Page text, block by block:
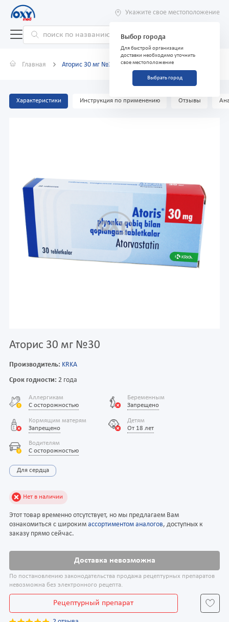
Укажите свое местоположение
Выбор города
Для быстрой организации
доставки необходимо уточнить
свое местоположение
Выбрать город
Главная Аторис 30 мг №30
Характеристики Инструкция по применению Отзывы
Аторис 30 мг №30
Производитель: KRKA
Срок годности: 2 года
Аллергикам
С осторожностью
Беременным
Запрещено
Кормящим матерям
Запрещено
Детям
От 18 лет
Водителям
С осторожностью
Для сердца
Нет в наличии
Этот товар временно отсутствует, но мы предлагаем Вам
ознакомиться с широким ассортиментом аналогов, доступных к
заказу прямо сейчас.
Доставка невозможна
По постановлению законодательства продажа рецептурных препаратов
невозможна без электронного рецепта.
Рецептурный препарат